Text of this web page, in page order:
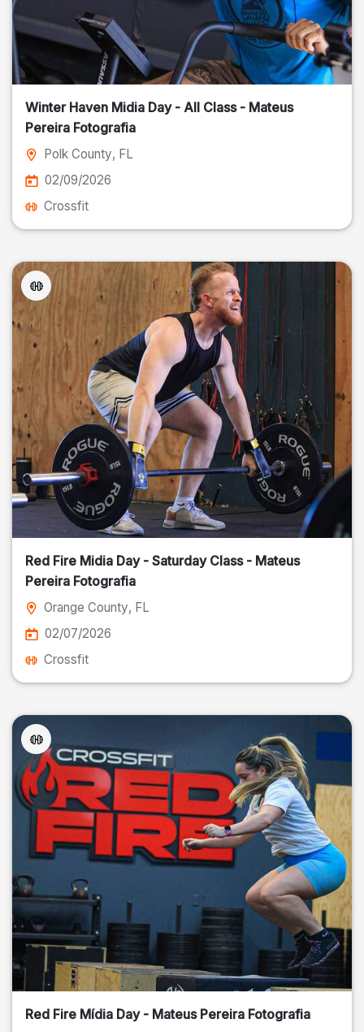
Winter Haven Midia Day - All Class - Mateus
Pereira Fotografia
Polk County, FL
02/09/2026
Crossfit
Red Fire Midia Day - Saturday Class - Mateus
Pereira Fotografia
Orange County, FL
02/07/2026
Crossfit
Red Fire Mídia Day - Mateus Pereira Fotografia